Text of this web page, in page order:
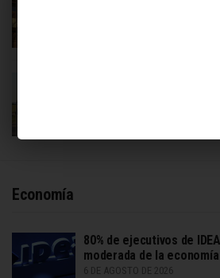
Economía
80% de ejecutivos de
moderada de la economía
6 DE AGOSTO DE 2026